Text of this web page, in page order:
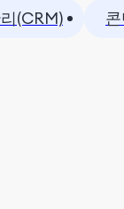
(CRM)